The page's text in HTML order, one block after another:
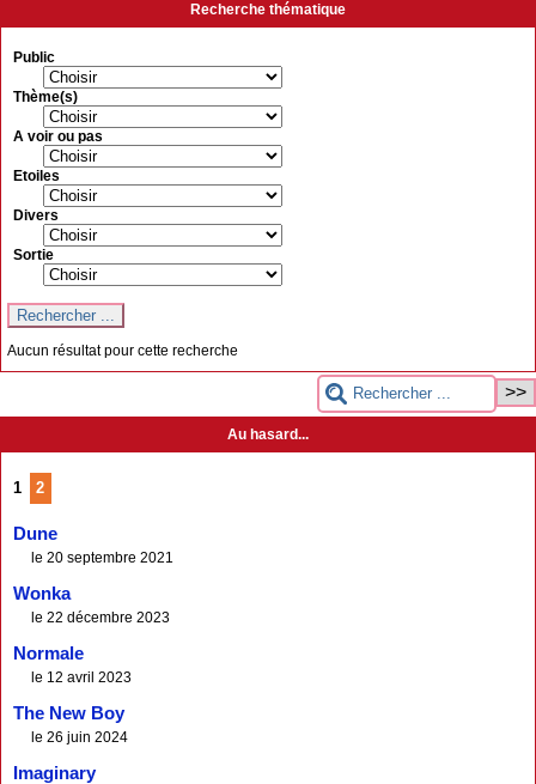
Recherche thématique
Public
Thème(s)
A voir ou pas
Etoiles
Divers
Sortie
Aucun résultat pour cette recherche
Au hasard...
1 2
Dune
le 20 septembre 2021
Wonka
le 22 décembre 2023
Normale
le 12 avril 2023
The New Boy
le 26 juin 2024
Imaginary